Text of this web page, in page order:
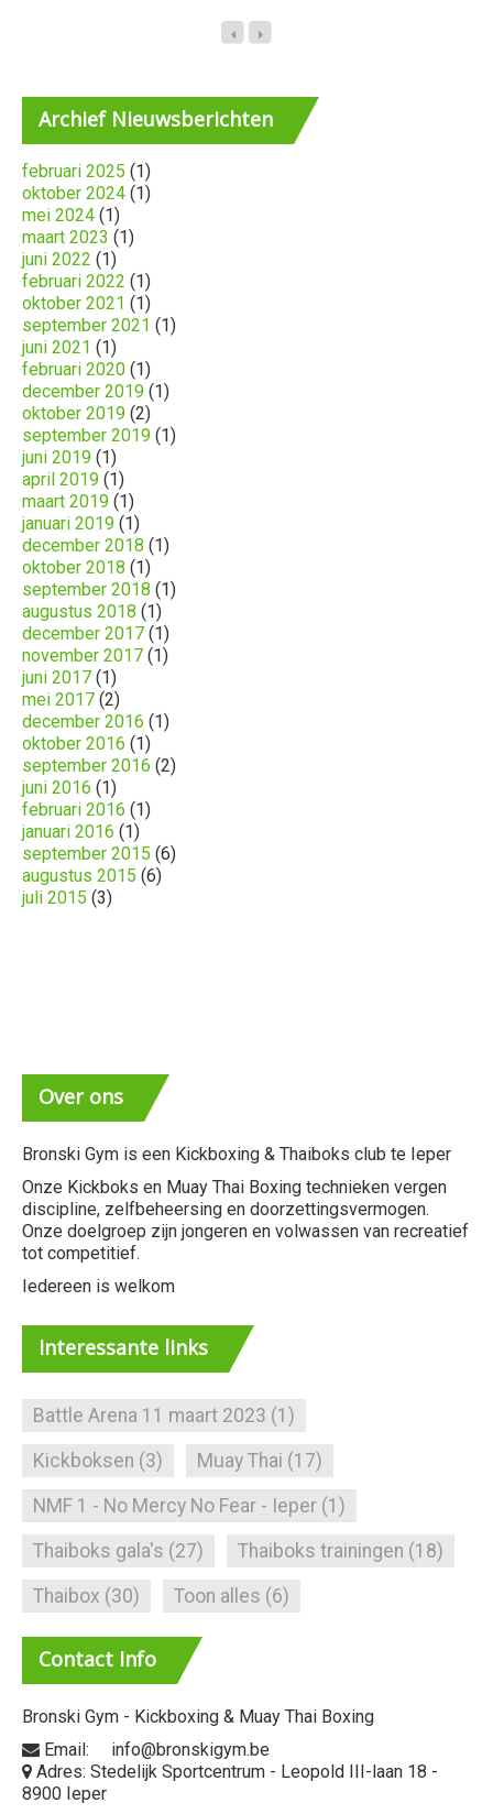
ArchiefNieuwsberichten
februari 2025 (1)
oktober 2024 (1)
mei 2024 (1)
maart 2023 (1)
juni 2022 (1)
februari 2022 (1)
oktober 2021 (1)
september 2021 (1)
juni 2021 (1)
februari 2020 (1)
december 2019 (1)
oktober 2019 (2)
september 2019 (1)
juni 2019 (1)
april 2019 (1)
maart 2019 (1)
januari 2019 (1)
december 2018 (1)
oktober 2018 (1)
september 2018 (1)
augustus 2018 (1)
december 2017 (1)
november 2017 (1)
juni 2017 (1)
mei 2017 (2)
december 2016 (1)
oktober 2016 (1)
september 2016 (2)
juni 2016 (1)
februari 2016 (1)
januari 2016 (1)
september 2015 (6)
augustus 2015 (6)
juli 2015 (3)
Overons
Bronski Gym is een Kickboxing & Thaiboks club te Ieper
Onze Kickboks en Muay Thai Boxing technieken vergen
discipline, zelfbeheersing en doorzettingsvermogen.
Onze doelgroep zijn jongeren en volwassen van recreatief
tot competitief.
Iedereen is welkom
Interessante links
Battle Arena 11 maart 2023 (1)
Kickboksen (3) Muay Thai (17)
NMF 1 - No Mercy No Fear - Ieper (1)
Thaiboks gala's (27) Thaiboks trainingen (18)
Thaibox (30) Toon alles (6)
Contact Info
Bronski Gym - Kickboxing & Muay Thai Boxing
Email: info@bronskigym.be
Adres: Stedelijk Sportcentrum - Leopold III-laan 18 -
8900 Ieper